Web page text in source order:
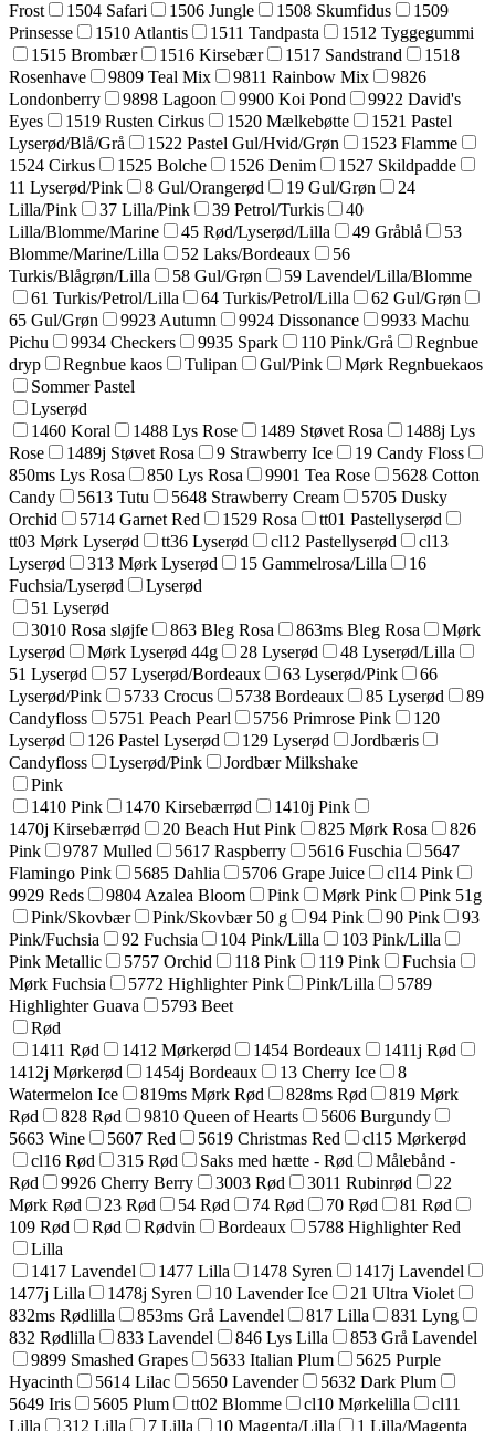
Frost
1504 Safari 1506 Jungle 1508 Skumfidus
1509
Prinsesse
1510 Atlantis 1511 Tandpasta
1512 Tyggegummi
1515 Brombær
1516 Kirsebær 1517 Sandstrand
1518
Rosenhave
9809 Teal Mix 9811 Rainbow Mix
9826
Londonberry
9898 Lagoon 9900 Koi Pond
9922 David's
Eyes
1519 Rusten Cirkus 1520 Mælkebøtte
1521 Pastel
Lyserød/Blå/Grå
1522 Pastel Gul/Hvid/Grøn
1523 Flamme
1524 Cirkus
1525 Bolche 1526 Denim
1527 Skildpadde
11 Lyserød/Pink
8 Gul/Orangerød 19 Gul/Grøn
24
Lilla/Pink
37 Lilla/Pink 39 Petrol/Turkis
40
Lilla/Blomme/Marine
45 Rød/Lyserød/Lilla 49 Gråblå
53
Blomme/Marine/Lilla
52 Laks/Bordeaux
56
Turkis/Blågrøn/Lilla
58 Gul/Grøn
59 Lavendel/Lilla/Blomme
61 Turkis/Petrol/Lilla
64 Turkis/Petrol/Lilla
62 Gul/Grøn
65 Gul/Grøn
9923 Autumn 9924 Dissonance
9933 Machu
Pichu
9934 Checkers 9935 Spark 110 Pink/Grå
Regnbue
dryp
Regnbue kaos Tulipan Gul/Pink
Mørk Regnbuekaos
Sommer Pastel
Lyserød
1460 Koral
1488 Lys Rose 1489 Støvet Rosa
1488j Lys
Rose
1489j Støvet Rosa 9 Strawberry Ice
19 Candy Floss
850ms Lys Rosa
850 Lys Rosa 9901 Tea Rose
5628 Cotton
Candy
5613 Tutu 5648 Strawberry Cream
5705 Dusky
Orchid
5714 Garnet Red 1529 Rosa
tt01 Pastellyserød
tt03 Mørk Lyserød
tt36 Lyserød cl12 Pastellyserød
cl13
Lyserød
313 Mørk Lyserød 15 Gammelrosa/Lilla
16
Fuchsia/Lyserød
Lyserød
51 Lyserød
3010 Rosa sløjfe
863 Bleg Rosa 863ms Bleg Rosa
Mørk
Lyserød
Mørk Lyserød 44g 28 Lyserød
48 Lyserød/Lilla
51 Lyserød
57 Lyserød/Bordeaux 63 Lyserød/Pink
66
Lyserød/Pink
5733 Crocus 5738 Bordeaux 85 Lyserød
89
Candyfloss
5751 Peach Pearl 5756 Primrose Pink
120
Lyserød
126 Pastel Lyserød 129 Lyserød
Jordbæris
Candyfloss
Lyserød/Pink
Jordbær Milkshake
Pink
1410 Pink
1470 Kirsebærrød
1410j Pink
1470j Kirsebærrød
20 Beach Hut Pink 825 Mørk Rosa
826
Pink
9787 Mulled 5617 Raspberry 5616 Fuschia
5647
Flamingo Pink
5685 Dahlia 5706 Grape Juice
cl14 Pink
9929 Reds
9804 Azalea Bloom Pink Mørk Pink
Pink 51g
Pink/Skovbær
Pink/Skovbær 50 g 94 Pink 90 Pink
93
Pink/Fuchsia
92 Fuchsia 104 Pink/Lilla
103 Pink/Lilla
Pink Metallic
5757 Orchid 118 Pink 119 Pink
Fuchsia
Mørk Fuchsia
5772 Highlighter Pink Pink/Lilla
5789
Highlighter Guava
5793 Beet
Rød
1411 Rød
1412 Mørkerød 1454 Bordeaux
1411j Rød
1412j Mørkerød
1454j Bordeaux 13 Cherry Ice
8
Watermelon Ice
819ms Mørk Rød 828ms Rød
819 Mørk
Rød
828 Rød 9810 Queen of Hearts
5606 Burgundy
5663 Wine
5607 Red 5619 Christmas Red
cl15 Mørkerød
cl16 Rød
315 Rød Saks med hætte - Rød
Målebånd -
Rød
9926 Cherry Berry 3003 Rød 3011 Rubinrød
22
Mørk Rød
23 Rød 54 Rød 74 Rød 70 Rød
81 Rød
109 Rød
Rød Rødvin Bordeaux
5788 Highlighter Red
Lilla
1417 Lavendel
1477 Lilla 1478 Syren
1417j Lavendel
1477j Lilla
1478j Syren 10 Lavender Ice
21 Ultra Violet
832ms Rødlilla
853ms Grå Lavendel 817 Lilla
831 Lyng
832 Rødlilla
833 Lavendel 846 Lys Lilla
853 Grå Lavendel
9899 Smashed Grapes
5633 Italian Plum
5625 Purple
Hyacinth
5614 Lilac 5650 Lavender
5632 Dark Plum
5649 Iris
5605 Plum tt02 Blomme cl10 Mørkelilla
cl11
Lilla
312 Lilla 7 Lilla 10 Magenta/Lilla 1 Lilla/Magenta